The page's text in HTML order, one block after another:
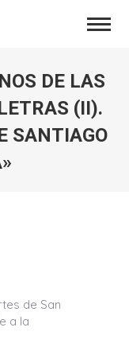
DE LAS
(II).
SANTIAGO
de San
a la